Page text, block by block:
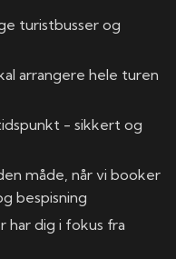
turistbusser og
arrangere hele turen
- sikkert og
måde, når vi booker
bespisning
har dig i fokus fra